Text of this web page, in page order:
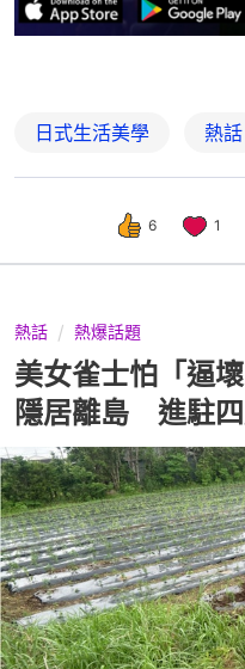
日式生活美學 熱話
6 1
熱話 熱爆話題
美女雀士怕「逼
隱居離島 進駐四